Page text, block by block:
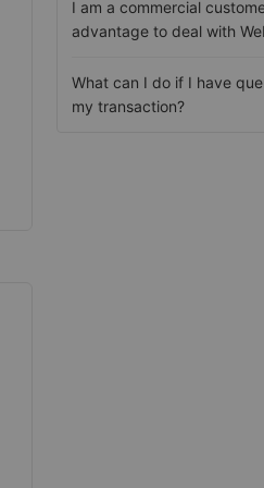
I am a commercial
advantage to deal with
What can I do if I have
my transaction?